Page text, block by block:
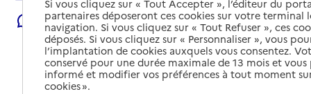
Signaler une erreur
Si vous cliquez sur « Tout Accepter », l’éditeur du
partenaires déposeront ces cookies sur votre terminal
navigation. Si vous cliquez sur « Tout Refuser », ces
déposés. Si vous cliquez sur « Personnaliser », vous
l’implantation de cookies auxquels vous consentez.
conservé pour une durée maximale de 13 mois et
informé et modifier vos préférences à tout moment
cookies ».